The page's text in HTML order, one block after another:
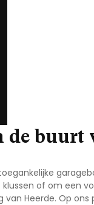
de buurt
of om een
Heerde. Op